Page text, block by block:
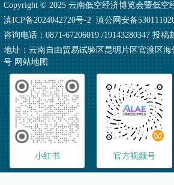
Copyright © 2025 云南低空经济博览会暨低
滇ICP备2024042720号-2滇公网安备
咨询电话：0871-67206019 /19143280347 投稿
地址：云南自由贸易试验区昆明片区官渡区海
号网站地图
小红书 官方视频号